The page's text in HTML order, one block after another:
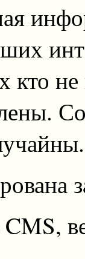
кто